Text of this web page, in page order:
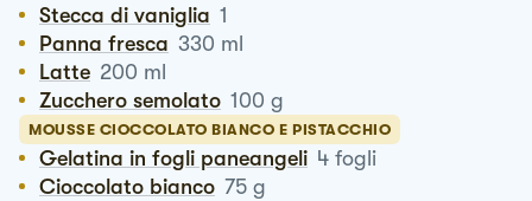
Stecca di vaniglia 1
Panna fresca 330 ml
Latte 200 ml
Zucchero semolato 100 g
MOUSSE CIOCCOLATO BIANCO E PISTACCHIO
Gelatina in fogli paneangeli 4 fogli
Cioccolato bianco 75 g